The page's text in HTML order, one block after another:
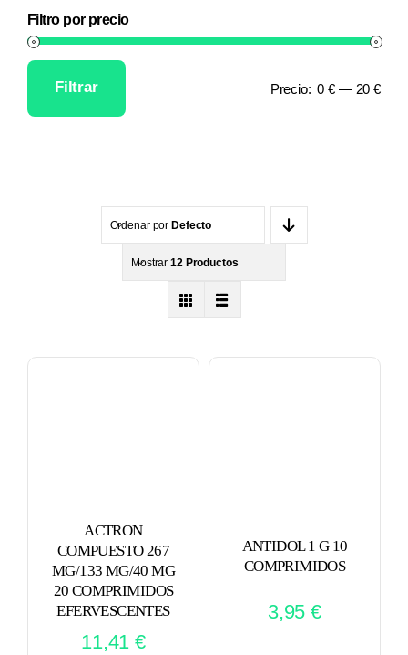
Filtro por precio
Filtrar Precio: 0 € — 20 €
Ordenar porDefecto
Mostrar12 Productos
ACTRON
COMPUESTO 267
MG/133 MG/40 MG
20 COMPRIMIDOS
EFERVESCENTES
11,41 €
ANTIDOL 1 G 10
COMPRIMIDOS
3,95€